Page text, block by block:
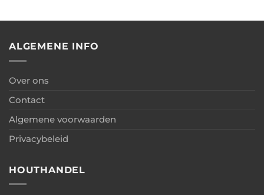
ALGEMENE INFO
Over ons
Contact
Algemene voorwaarden
Privacybeleid
HOUTHANDEL